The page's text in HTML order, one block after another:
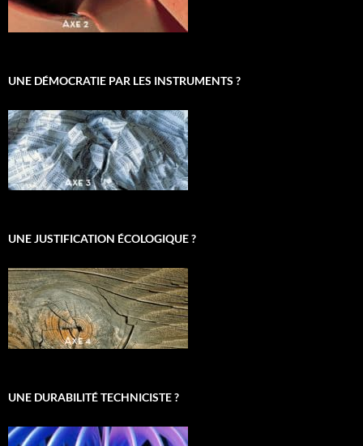
UNE DÉMOCRATIE PAR LES INSTRUMENTS ?
UNE JUSTIFICATION ÉCOLOGIQUE ?
UNE DURABILITÉ TECHNICISTE ?